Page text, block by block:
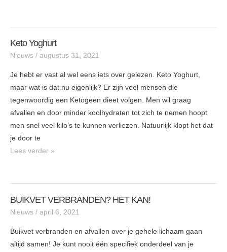
Keto Yoghurt
Nieuws / augustus 31, 2021
Je hebt er vast al wel eens iets over gelezen. Keto Yoghurt,
maar wat is dat nu eigenlijk? Er zijn veel mensen die
tegenwoordig een Ketogeen dieet volgen. Men wil graag
afvallen en door minder koolhydraten tot zich te nemen hoopt
men snel veel kilo’s te kunnen verliezen. Natuurlijk klopt het dat
je door te
Keto
Yoghurt
Lees verder »
BUIKVET VERBRANDEN? HET KAN!
Nieuws / april 6, 2021
Buikvet verbranden en afvallen over je gehele lichaam gaan
altijd samen! Je kunt nooit één specifiek onderdeel van je
BUIKVET
VERBRANDEN?